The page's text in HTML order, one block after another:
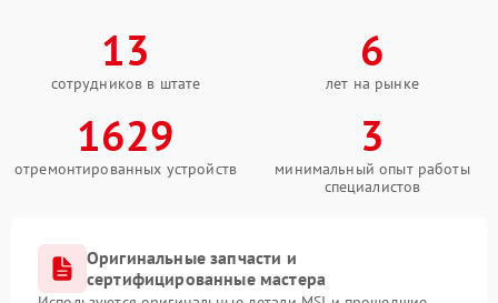
13
сотрудников в штате
6
лет на рынке
1629
отремонтированных устройств
3
минимальный опыт работы
специалистов
Оригинальные запчасти и
сертифицированные мастера